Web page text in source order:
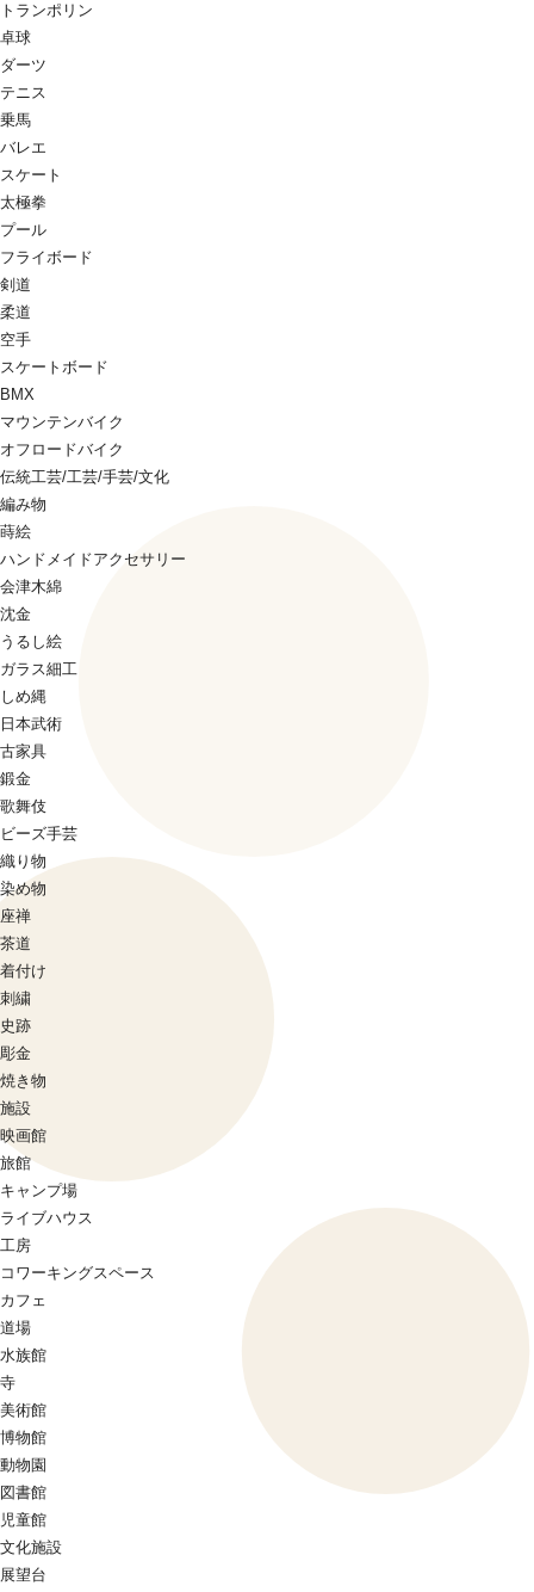
トランポリン
卓球
ダーツ
テニス
乗馬
バレエ
スケート
太極拳
プール
フライボード
剣道
柔道
空手
スケートボード
BMX
マウンテンバイク
オフロードバイク
伝統工芸/工芸/手芸/文化
編み物
蒔絵
ハンドメイドアクセサリー
会津木綿
沈金
うるし絵
ガラス細工
しめ縄
日本武術
古家具
鍛金
歌舞伎
ビーズ手芸
織り物
染め物
座禅
茶道
着付け
刺繍
史跡
彫金
焼き物
施設
映画館
旅館
キャンプ場
ライブハウス
工房
コワーキングスペース
カフェ
道場
水族館
寺
美術館
博物館
動物園
図書館
児童館
文化施設
展望台